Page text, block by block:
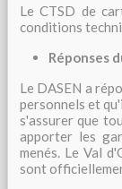
Le CTSD de
conditions
Réponses
Le DASEN a
personnels et
s'assurer que
apporter les
menés. Le Val
sont